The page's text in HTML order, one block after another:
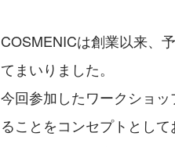
COSMENICは創業以来、
てまいりました。
今回参加したワークショ
ることをコンセプトとし